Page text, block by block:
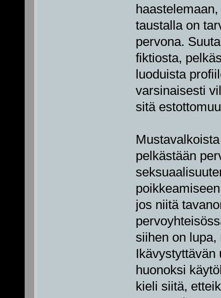
taustalla on
pervona.
fiktiosta,
luoduista
varsinaisesti
sitä
pelkästään
jos niitä
siihen on
Ikävystyttävän
huonoksi
kieli siitä,